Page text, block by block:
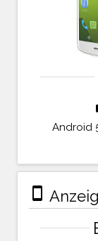
Android
stay_primary_portrait